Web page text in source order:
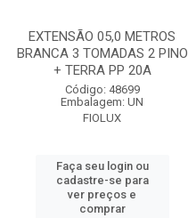
EXTENSÃO 05,0 METROS
BRANCA 3 TOMADAS 2 PINO
+ TERRA PP 20A
Código: 48699
Embalagem: UN
FIOLUX
Faça seu login ou
cadastre-se para
ver preços e
comprar